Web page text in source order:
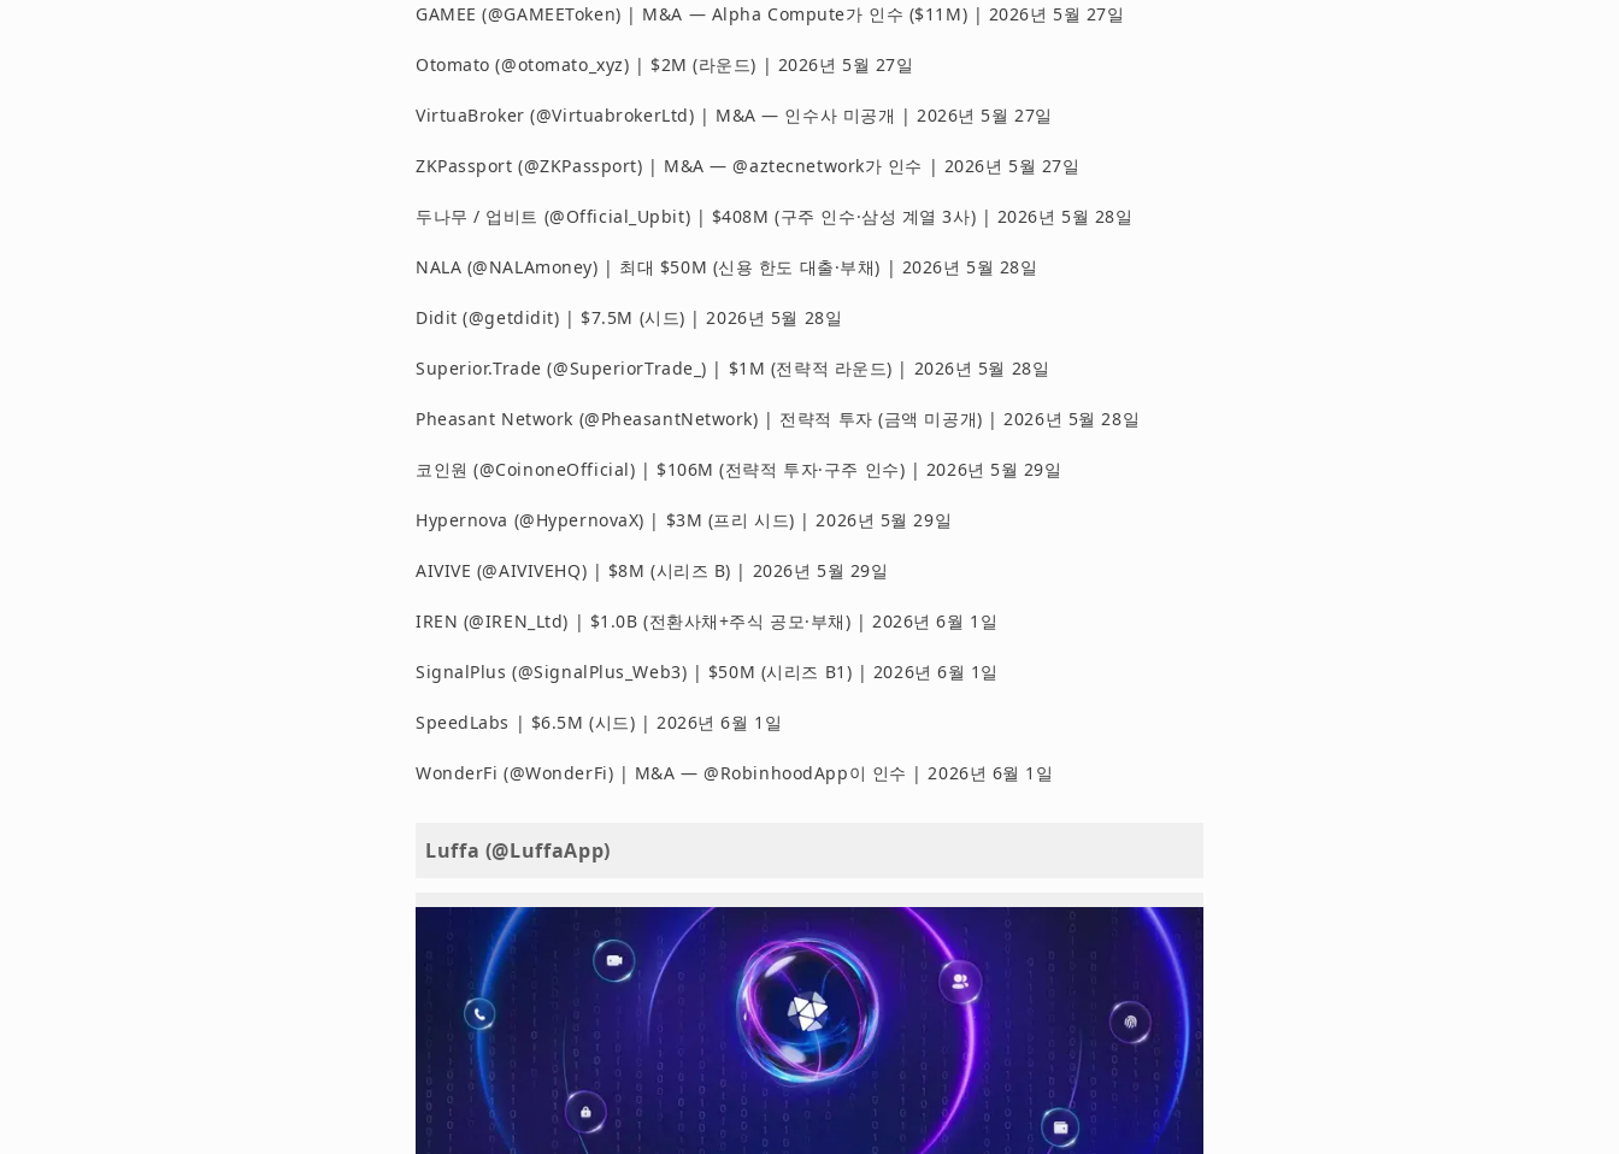
GAMEE (@GAMEEToken) | M&A — Alpha Compute가 인수 ($11M) | 2026년 5월 27일
Otomato (@otomato_xyz) | $2M (라운드) | 2026년 5월 27일
VirtuaBroker (@VirtuabrokerLtd) | M&A — 인수사 미공개 | 2026년 5월 27일
ZKPassport (@ZKPassport) | M&A — @aztecnetwork가 인수 | 2026년 5월 27일
두나무 / 업비트 (@Official_Upbit) | $408M (구주 인수·삼성 계열 3사) | 2026년 5월 28일
NALA (@NALAmoney) | 최대 $50M (신용 한도 대출·부채) | 2026년 5월 28일
Didit (@getdidit) | $7.5M (시드) | 2026년 5월 28일
Superior.Trade (@SuperiorTrade_) | $1M (전략적 라운드) | 2026년 5월 28일
Pheasant Network (@PheasantNetwork) | 전략적 투자 (금액 미공개) | 2026년 5월 28일
코인원 (@CoinoneOfficial) | $106M (전략적 투자·구주 인수) | 2026년 5월 29일
Hypernova (@HypernovaX) | $3M (프리 시드) | 2026년 5월 29일
AIVIVE (@AIVIVEHQ) | $8M (시리즈 B) | 2026년 5월 29일
IREN (@IREN_Ltd) | $1.0B (전환사채+주식 공모·부채) | 2026년 6월 1일
SignalPlus (@SignalPlus_Web3) | $50M (시리즈 B1) | 2026년 6월 1일
SpeedLabs | $6.5M (시드) | 2026년 6월 1일
WonderFi (@WonderFi) | M&A — @RobinhoodApp이 인수 | 2026년 6월 1일
Luffa (@LuffaApp)